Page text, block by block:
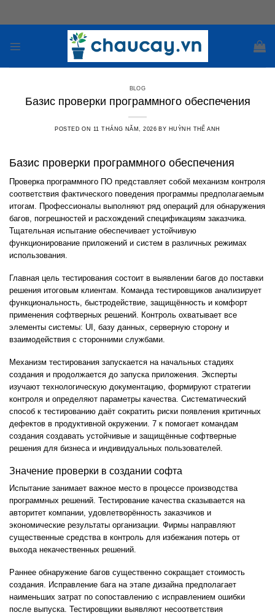
BLOG
Базис проверки программного обеспечения
POSTED ON 11 THÁNG NĂM, 2026BY HUỲNH THẾ ANH
Базис проверки программного обеспечения
Проверка программного ПО представляет собой механизм контроля
соответствия фактического поведения программы предполагаемым
итогам. Профессионалы выполняют ряд операций для обнаружения
багов, погрешностей и расхождений спецификациям заказчика.
Тщательная испытание обеспечивает устойчивую
функционирование приложений и систем в различных режимах
использования.
Главная цель тестирования состоит в выявлении багов до поставки
решения итоговым клиентам. Команда тестировщиков анализирует
функциональность, быстродействие, защищённость и комфорт
применения софтверных решений. Контроль охватывает все
элементы системы: UI, базу данных, серверную сторону и
взаимодействия с сторонними службами.
Механизм тестирования запускается на начальных стадиях
создания и продолжается до запуска приложения. Эксперты
изучают технологическую документацию, формируют стратегии
контроля и определяют параметры качества. Систематический
способ к тестированию даёт сократить риски появления критичных
дефектов в продуктивной окружении. 7 к помогает командам
создания создавать устойчивые и защищённые софтверные
решения для бизнеса и индивидуальных пользователей.
Значение проверки в создании софта
Испытание занимает важное место в процессе производства
программных решений. Тестирование качества сказывается на
авторитет компании, удовлетворённость заказчиков и
экономические результаты организации. Фирмы направляют
существенные средства в контроль для избежания потерь от
выхода некачественных решений.
Раннее обнаружение багов существенно сокращает стоимость
создания. Исправление бага на этапе дизайна предполагает
наименьших затрат по сопоставлению с исправлением ошибки
после выпуска. Тестировщики выявляют несоответствия